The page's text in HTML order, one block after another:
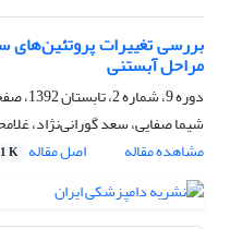
بررسی تغییرات
مراحل آبستنی
دوره 9، شماره 2، تابستان 1392، صفحه
شیما صفایی، سعد گورانی‌نژاد،
مشاهده مقاله
اصل مقاله K